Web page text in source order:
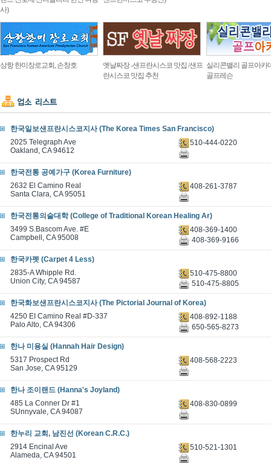
사)
상항 한미장로교회, 손창호
옛날짜장 -샌프란시스코 맛집 /샌프
란시스코 맛집 추천
실리콘밸리 골프아카
골프레슨
한국일보샌프란시스코지사 (The Korea Times San Francisco)
2025 Telegraph Ave
Oakland, CA 94612
510-444-0220
한국전통 공예가구 (Korea Furniture)
2632 El Camino Real
Santa Clara, CA 95051
408-261-3787
한국전통의술대학 (College of Traditional Korean Healing Ar)
3499 S.Bascom Ave. #E
Campbell, CA 95008
408-369-1400
408-369-9166
한국카펫 (Carpet 4 Less)
2835-A Whipple Rd.
Union City, CA 94587
510-475-8800
510-475-8805
한국화보샌프란시스코지사 (The Pictorial Journal of Korea)
4250 EI Camino Real #D-337
Palo Alto, CA 94306
408-892-1188
650-565-8273
한나 미용실 (Hannah Hair Design)
5317 Prospect Rd
San Jose, CA 95129
408-568-2223
한나 조이랜드 (Hanna's Joyland)
485 La Conner Dr #1
SUnnyvale, CA 94087
408-830-0899
한누리 교회, 남진선 (Korean C.R.C.)
2914 Encinal Ave
Alameda, CA 94501
510-521-1301